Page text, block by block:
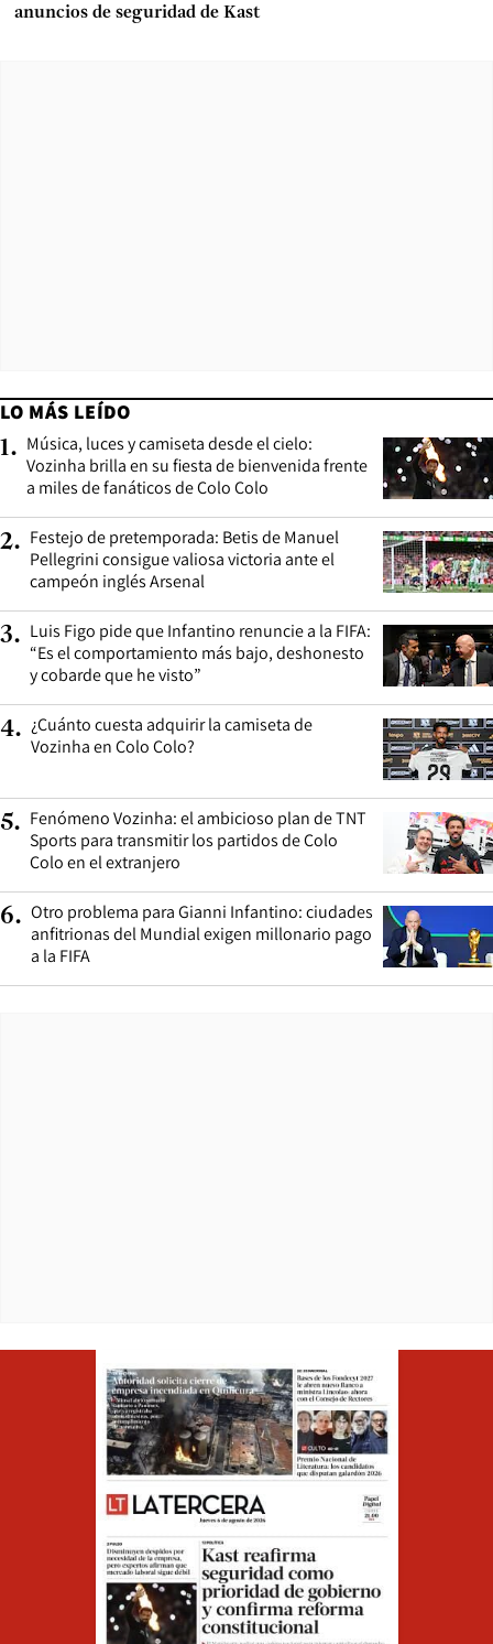
anuncios de seguridad de Kast
LO MÁS LEÍDO
1. Música, luces y camiseta desde el cielo:
Vozinha brilla en su fiesta de bienvenida frente
a miles de fanáticos de Colo Colo
2. Festejo de pretemporada: Betis de Manuel
Pellegrini consigue valiosa victoria ante el
campeón inglés Arsenal
3. Luis Figo pide que Infantino renuncie a la FIFA:
“Es el comportamiento más bajo, deshonesto
y cobarde que he visto”
4. ¿Cuánto cuesta adquirir la camiseta de
Vozinha en Colo Colo?
5. Fenómeno Vozinha: el ambicioso plan de TNT
Sports para transmitir los partidos de Colo
Colo en el extranjero
6. Otro problema para Gianni Infantino: ciudades
anfitrionas del Mundial exigen millonario pago
a la FIFA